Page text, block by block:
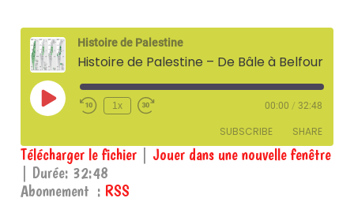
Histoire de Palestine
Play
Episode
1x 00:00 / 32:48
SUBSCRIBE SHARE
RSS
SHARE
Télécharger le fichier
Jouer dans une nouvelle fenêtre
Durée: 32:48
Abonnement : RSS